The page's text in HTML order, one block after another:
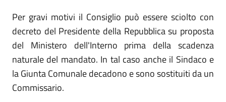
Per gravi motivi il Consiglio può essere sciolto con
decreto del Presidente della Repubblica su proposta
del Ministero dell'Interno prima della scadenza
naturale del mandato. In tal caso anche il Sindaco e
la Giunta Comunale decadono e sono sostituiti da un
Commissario.